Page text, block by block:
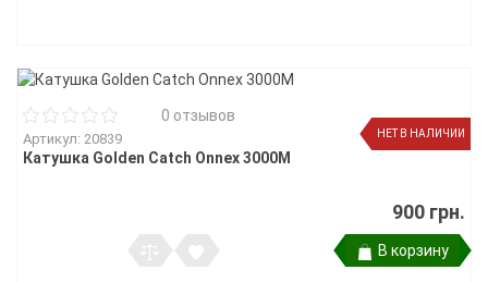
НЕТ В НАЛИЧИИ
0 отзывов
Артикул: 20839
Катушка Golden Catch Onnex 3000M
900 грн.
В корзину